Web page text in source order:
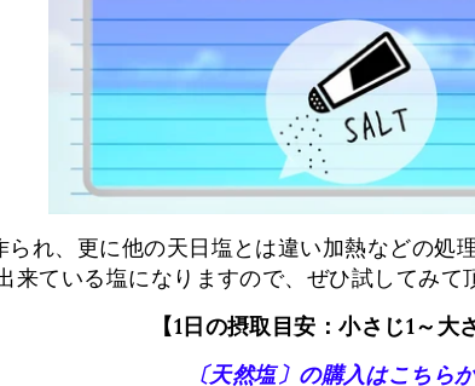
られ、更に他の天日塩とは違い加熱などの処
来ている塩になりますので、ぜひ試してみて
【1日の摂取目安：小さじ1～大
〔天然塩〕の購入はこちら